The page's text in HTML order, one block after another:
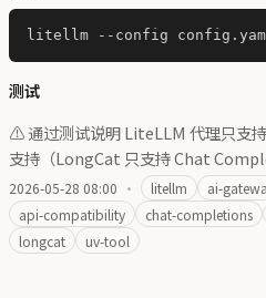
测试
⚠️ 通过测试说明 LiteLLM 代理只支
支持（LongCat 只支持 Chat
2026-05-28 08:00 · litellm ai-
api-compatibility
chat-completions
longcat
uv-tool